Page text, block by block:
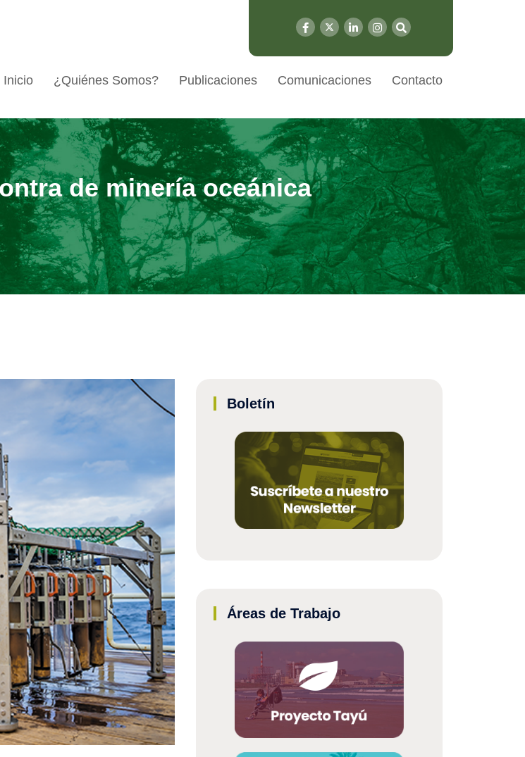
Inicio ¿Quiénes Somos? Publicaciones Comunicaciones Contacto
de minería oceánica
Boletín
Áreas de Trabajo